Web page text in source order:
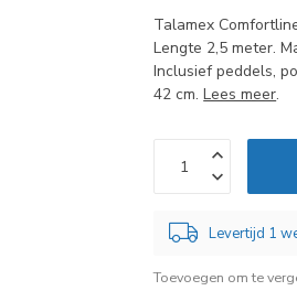
Talamex
Lengte 2,5 meter.
Inclusief peddels,
42 cm.Lees meer.
Levertijd 1
Toevoegen om te